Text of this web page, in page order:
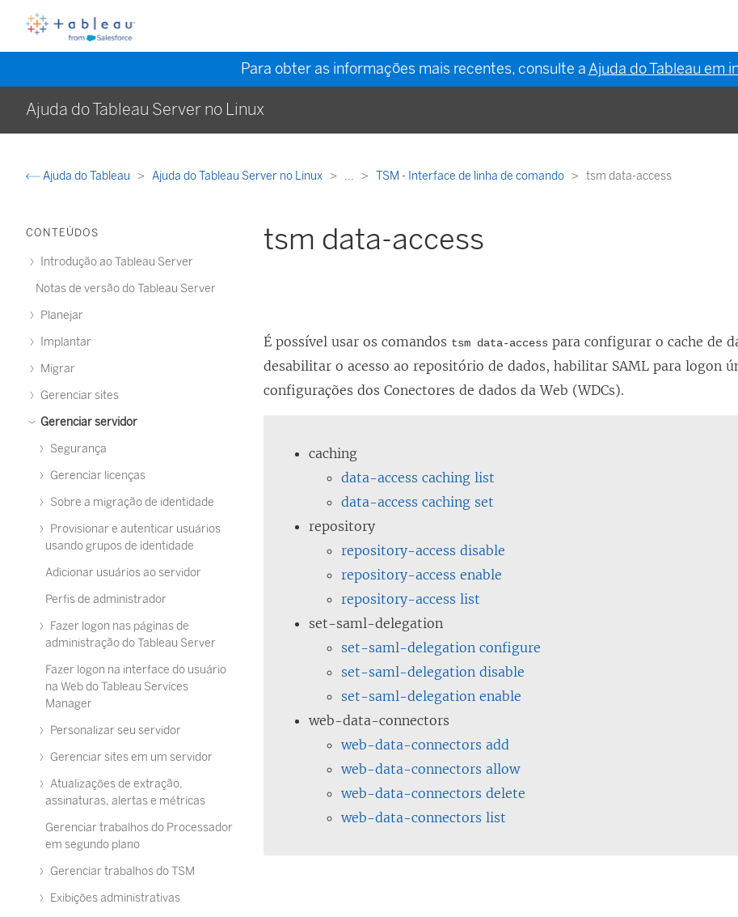
Para obter as informações mais recentes, consulte aAjuda do Tableau em
Ajuda do Tableau Server no Linux
Ajuda do Tableau Ajuda do Tableau Server no Linux ... TSM - Interface de linha de comando tsm data-access
CONTEÚDOS
Introdução ao Tableau Server
Notas de versão do Tableau Server
Planejar
Implantar
Migrar
Gerenciar sites
Gerenciar servidor
Segurança
Gerenciar licenças
Sobre a migração de identidade
Provisionar e autenticar usuários
usando grupos de identidade
Adicionar usuários ao servidor
Perfis de administrador
Fazer logon nas páginas de
administração do Tableau Server
Fazer logon na interface do usuário
na Web do Tableau Services
Manager
Personalizar seu servidor
Gerenciar sites em um servidor
Atualizações de extração,
assinaturas, alertas e métricas
Gerenciar trabalhos do Processador
em segundo plano
Gerenciar trabalhos do TSM
Exibições administrativas
tsm data-access
É possível usar os comandos tsm data-access para configurar o cache de
desabilitar o acesso ao repositório de dados, habilitar SAML para logon
configurações dos Conectores de dados da Web (WDCs).
caching
data-access caching list
data-access caching set
repository
repository-access disable
repository-access enable
repository-access list
set-saml-delegation
set-saml-delegation configure
set-saml-delegation disable
set-saml-delegation enable
web-data-connectors
web-data-connectors add
web-data-connectors allow
web-data-connectors delete
web-data-connectors list